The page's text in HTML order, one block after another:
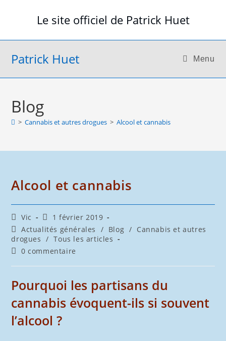
Le site officiel de Patrick Huet
Patrick Huet Menu
Blog
> Cannabis et autres drogues > Alcool et cannabis
Alcool et cannabis
Auteur/autrice
de
la
publication :
Vic
Publication
publiée :
1 février 2019
Post
category:
Actualités générales / Blog / Cannabis et autres
drogues / Tous les articles
Commentaires
la
publication :
0 commentaire
Pourquoi les partisans du
cannabis évoquent-ils si souvent
l’alcool ?